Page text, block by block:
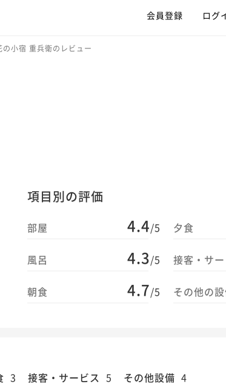
会員登録 ログ
の小宿 重兵衛のレビュー
項目別の評価
部屋 4.4/5
風呂 4.3/5
朝食 4.7/5
夕食
接客・サ
その他の
3 接客・サービス 5 その他設備 4